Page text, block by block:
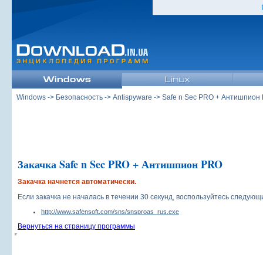
Windows -> Безопасность -> Antispyware -> Safe n Sec PRO + Антишпион
Закачка Safe n Sec PRO + Антишпион PRO
Закачка начнется автоматически.
Если закачка не началась в течении 30 секунд, воспользуйтесь
http://www.safensoft.com/sns/snsproas_rus.exe
Вернуться на страницу программы